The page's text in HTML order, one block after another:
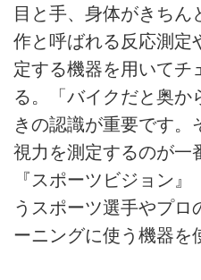
目と手、身体がきちん
作と呼ばれる反応測定
定する機器を用いてチ
る。「バイクだと奥か
きの認識が重要です。
視力を測定するのが一
『スポーツビジョン
うスポーツ選手やプロ
ーニングに使う機器を